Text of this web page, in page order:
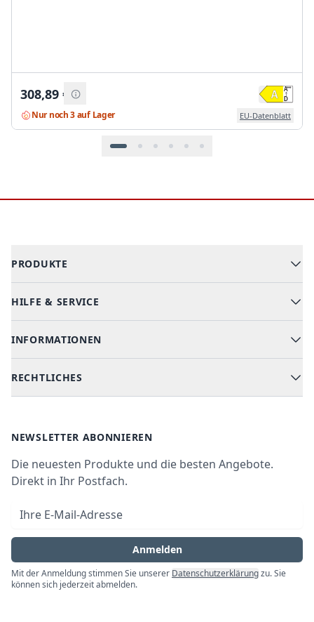
308,89 €
Nur noch 3 auf Lager EU-Datenblatt
PRODUKTE
Alle Kategorien
Kühlen & Gefrieren
HILFE & SERVICE
Hilfe & FAQ
INFORMATIONEN
Über uns
RECHTLICHES
Datenschutz
Widerrufsrecht
Impressum
NEWSLETTER ABONNIEREN
Die neuesten Produkte und die besten Angebote.
Direkt in Ihr Postfach.
E-Mail-Adresse
Anmelden
Mit der Anmeldung stimmen Sie unserer Datenschutzerklärungzu. Sie
können sich jederzeit abmelden.